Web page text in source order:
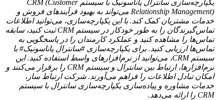
یکپارچه‌سازی سانترال پاناسونیک با سیستم CRM (Customer
Relationship Management) می‌تواند به بهبود فرآیندهای فروش و
خدمات مشتریان کمک کند. با این یکپارچه‌سازی، می‌توانید اطلاعات
تماس‌گیرندگان را به طور خودکار در سیستم CRM ثبت کنید، سابقه
تماس‌ها را مشاهده کنید و عملکرد کارمندان را در پاسخگویی به
تماس‌ها ارزیابی کنید. برای یکپارچه‌سازی #سانترال پاناسونیک# با
سیستم CRM، می‌توانید از نرم‌افزارهای واسط استفاده کنید. این
نرم‌افزارها، ارتباط بین سانترال و سیستم CRM را برقرار می‌کنند و
امکان تبادل اطلاعات را فراهم می‌آورند. شرکت ارتباط ساز،
خدمات مشاوره و پیاده‌سازی یکپارچه‌سازی سانترال با سیستم
CRM را ارائه می‌دهد.